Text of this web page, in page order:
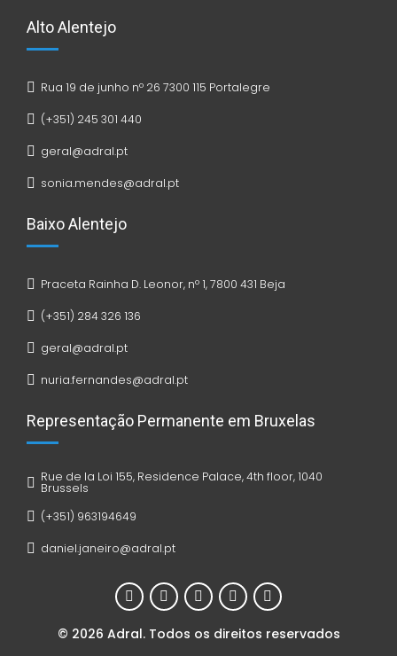
Alto Alentejo
Rua 19 de junho nº 26 7300 115 Portalegre
(+351) 245 301 440
geral@adral.pt
sonia.mendes@adral.pt
Baixo Alentejo
Praceta Rainha D. Leonor, nº 1, 7800 431 Beja
(+351) 284 326 136
geral@adral.pt
nuria.fernandes@adral.pt
Representação Permanente em Bruxelas
Rue de la Loi 155, Residence Palace, 4th floor, 1040
Brussels
(+351) 963194649
daniel.janeiro@adral.pt
© 2026 Adral. Todos os direitos reservados